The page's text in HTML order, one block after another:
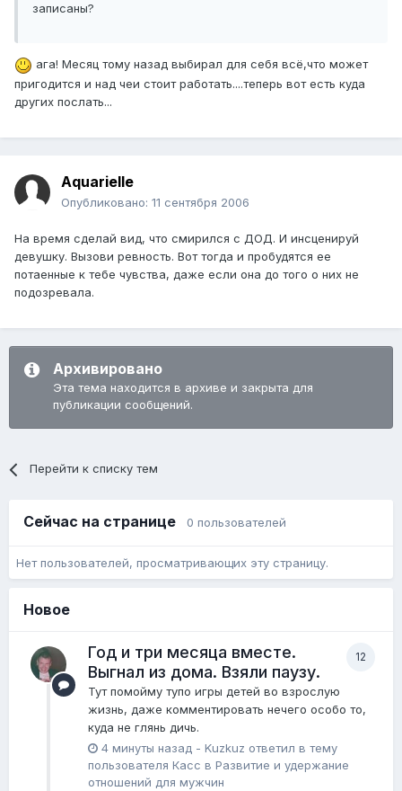
записаны?
ага! Месяц тому назад выбирал для себя всё,что может
пригодится и над чеи стоит работать....теперь вот есть куда
других послать...
Aquarielle
Опубликовано: 11 сентября 2006
На время сделай вид, что смирился с ДОД. И инсценируй
девушку. Вызови ревность. Вот тогда и пробудятся ее
потаенные к тебе чувства, даже если она до того о них не
подозревала.
Архивировано
Эта тема находится в архиве и закрыта для
публикации сообщений.
Перейти к списку тем
Сейчас на странице 0 пользователей
Нет пользователей, просматривающих эту страницу.
Новое
12
Год и три месяца вместе.
Выгнал из дома. Взяли паузу.
Тут помойму тупо игры детей во взрослую
жизнь, даже комментировать нечего особо то,
куда не глянь дичь.
4 минуты назад - Kuzkuz ответил в тему
пользователя Касс в Pазвитие и удержание
отношений для мужчин